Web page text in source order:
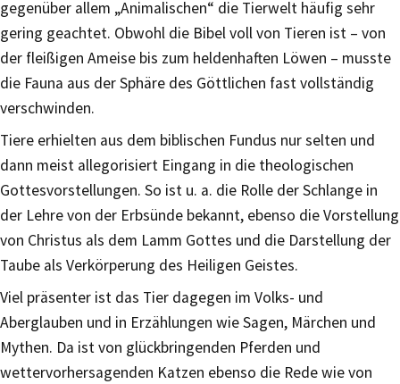
gegenüber allem „Animalischen“ die Tierwelt häufig sehr
gering geachtet. Obwohl die Bibel voll von Tieren ist – von
der fleißigen Ameise bis zum heldenhaften Löwen – musste
die Fauna aus der Sphäre des Göttlichen fast vollständig
verschwinden.
Tiere erhielten aus dem biblischen Fundus nur selten und
dann meist allegorisiert Eingang in die theologischen
Gottesvorstellungen. So ist u. a. die Rolle der Schlange in
der Lehre von der Erbsünde bekannt, ebenso die Vorstellung
von Christus als dem Lamm Gottes und die Darstellung der
Taube als Verkörperung des Heiligen Geistes.
Viel präsenter ist das Tier dagegen im Volks- und
Aberglauben und in Erzählungen wie Sagen, Märchen und
Mythen. Da ist von glückbringenden Pferden und
wettervorhersagenden Katzen ebenso die Rede wie von